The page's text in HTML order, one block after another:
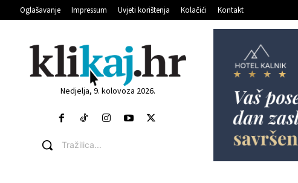
Oglašavanje Impressum Uvjeti korištenja Kolačići Kontakt
Nedjelja, 9. kolovoza 2026.
Tražilica...